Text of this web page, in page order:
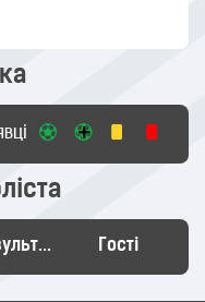
Результат Гості